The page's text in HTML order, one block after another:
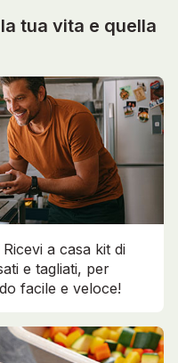
tua vita e quella
Ricevi a casa kit di
e tagliati, per
facile e veloce!